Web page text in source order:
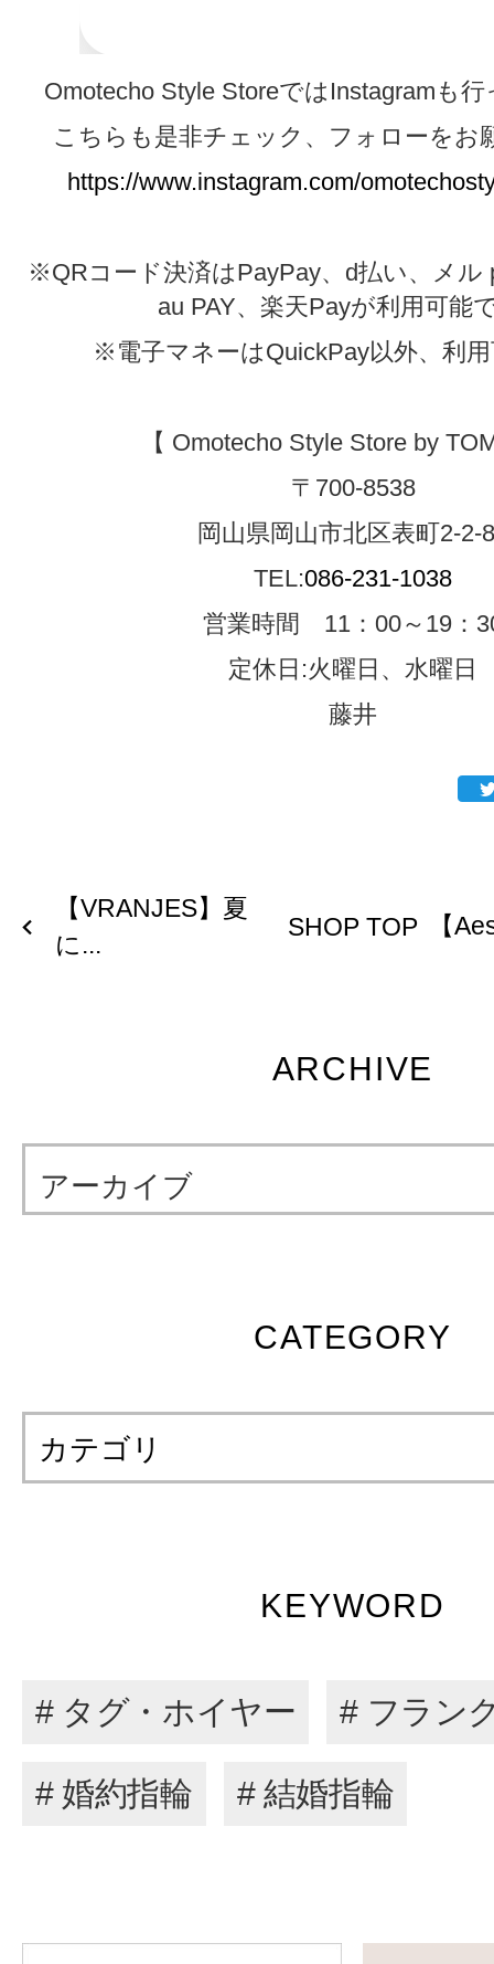
Omotecho Style StoreではInstagramも
こちらも是非チェック、フォローをお
https://www.instagram.com/
※QRコード決済はPayPay、d払い、メル
au PAY、楽天Payが利用可能
※電子マネーはQuickPay以外、利
【 Omotecho Style Store by
〒700-8538
岡山県岡山市北区表町2-2-
TEL:086-231-1038
営業時間 11：00～19：
定休日:火曜日、水曜日
藤井
【VRANJES】夏
に...
SHOP TOP 【
ARCHIVE
アーカイブ
CATEGORY
カテゴリ
KEYWORD
# タグ・ホイヤー # フラン
# 婚約指輪 # 結婚指輪